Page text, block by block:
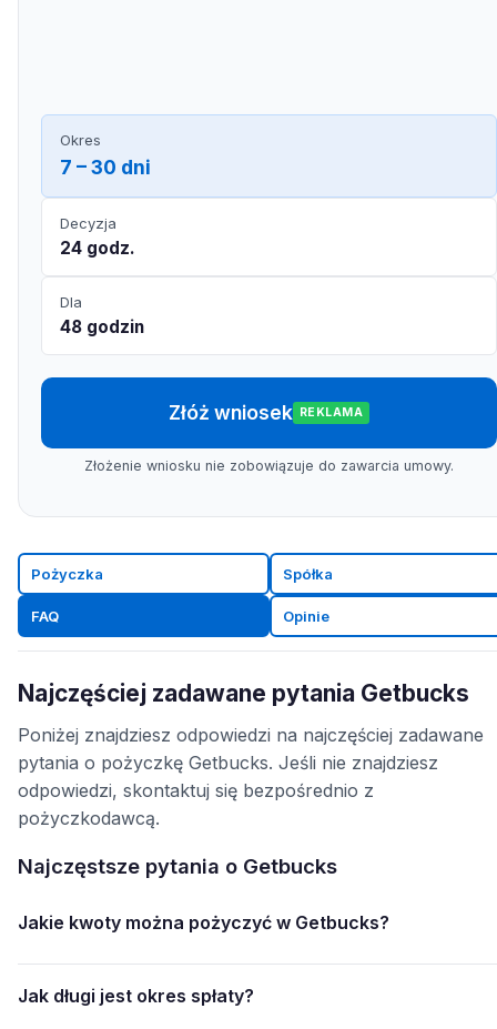
Okres
7 – 30 dni
Decyzja
24 godz.
Dla
48 godzin
Złóż wniosek REKLAMA
Złożenie wniosku nie zobowiązuje do zawarcia umowy.
Pożyczka Spółka
FAQ Opinie
Najczęściej zadawane pytania Getbucks
Poniżej znajdziesz odpowiedzi na najczęściej zadawane
pytania o pożyczkę Getbucks. Jeśli nie znajdziesz
odpowiedzi, skontaktuj się bezpośrednio z
pożyczkodawcą.
Najczęstsze pytania o Getbucks
Jakie kwoty można pożyczyć w Getbucks?
Jak długi jest okres spłaty?